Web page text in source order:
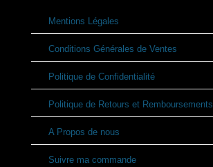
Mentions Légales
Conditions Générales de Ventes
Politique de Confidentialité
Politique de Retours et Remboursements
A Propos de nous
Suivre ma commande